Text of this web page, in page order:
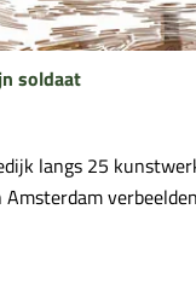
soldaat
langs 25